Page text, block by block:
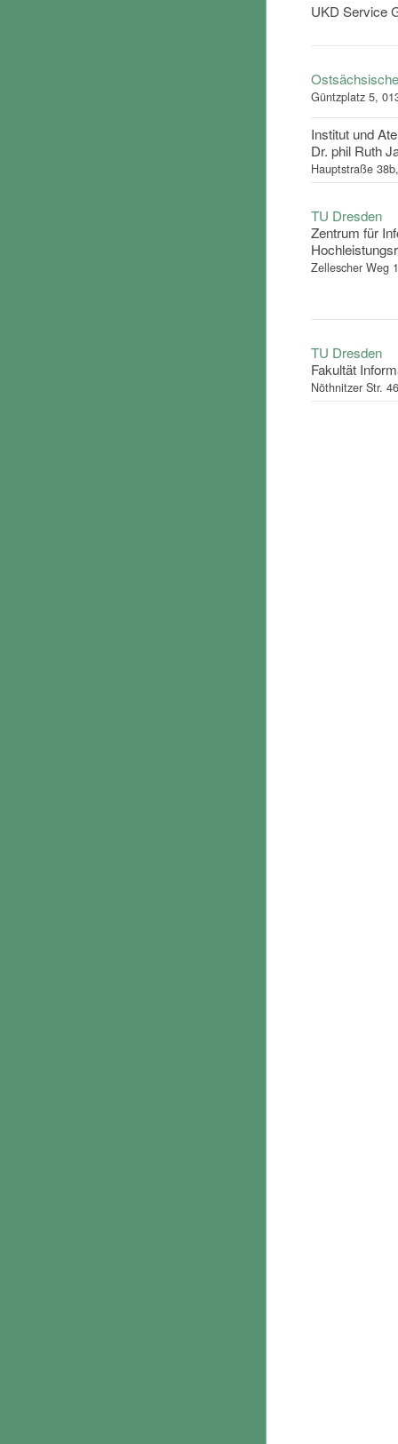
UKD Service
Güntzplatz 5,
Institut und
Dr. phil Ruth
Hauptstraße
TU Dresden
Zentrum für
Zellescher Weg
TU Dresden
Fakultät
Nöthnitzer Str.